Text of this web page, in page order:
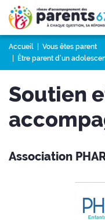
Accueil
Vous êtes parent
Être parent d’un
Soutien
Association